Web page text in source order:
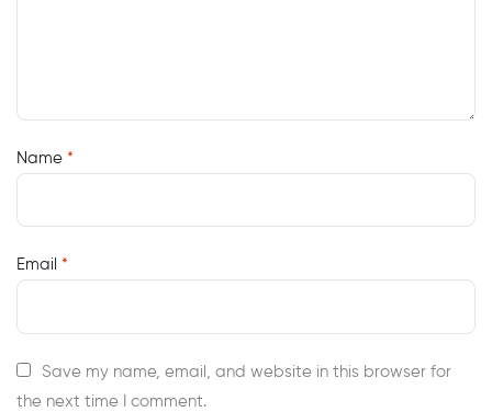
Name *
Email *
Save my name, email, and website in this browser for
the next time I comment.